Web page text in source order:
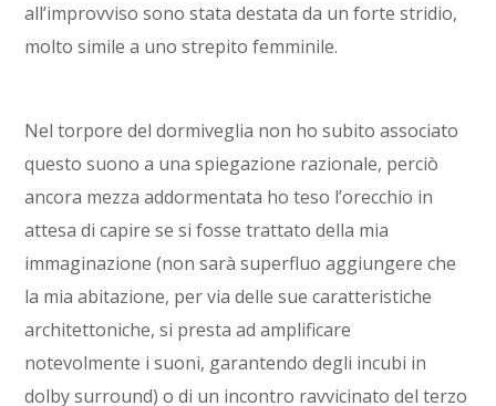
all’improvviso sono stata destata da un forte stridio,
molto simile a uno strepito femminile.
Nel torpore del dormiveglia non ho subito associato
questo suono a una spiegazione razionale, perciò
ancora mezza addormentata ho teso l’orecchio in
attesa di capire se si fosse trattato della mia
immaginazione (non sarà superfluo aggiungere che
la mia abitazione, per via delle sue caratteristiche
architettoniche, si presta ad amplificare
notevolmente i suoni, garantendo degli incubi in
dolby surround) o di un incontro ravvicinato del terzo